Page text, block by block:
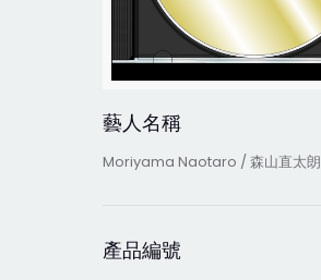
藝人名稱
Moriyama Naotaro / 森山直太朗
產品編號